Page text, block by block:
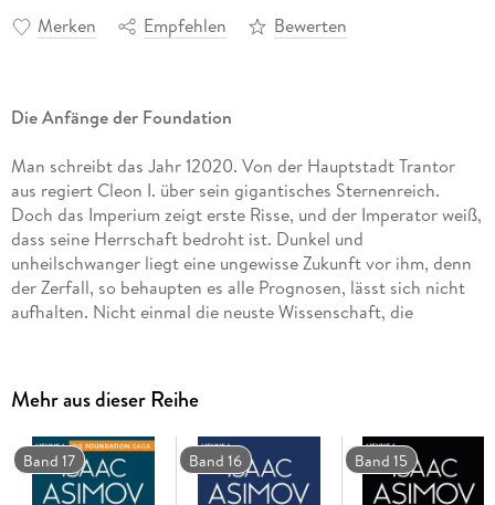
Merken Empfehlen Bewerten
Die Anfänge der Foundation
Man schreibt das Jahr 12020. Von der Hauptstadt Trantor
aus regiert Cleon I. über sein gigantisches Sternenreich.
Doch das Imperium zeigt erste Risse, und der Imperator weiß,
dass seine Herrschaft bedroht ist. Dunkel und
unheilschwanger liegt eine ungewisse Zukunft vor ihm, denn
der Zerfall, so behaupten es alle Prognosen, lässt sich nicht
aufhalten. Nicht einmal die neuste Wissenschaft, die
Mehr aus dieser Reihe
Band 17 Band 16 Band 15